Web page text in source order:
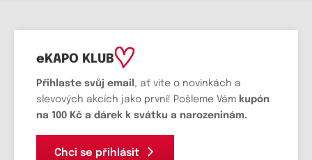
eKAPO KLUB
Přihlaste svůj email , ať víte o novinkách a
slevových akcích jako první! Pošleme Vám kupón
na 100 Kč a dárek k svátku a narozeninám.
Chci se přihlásit